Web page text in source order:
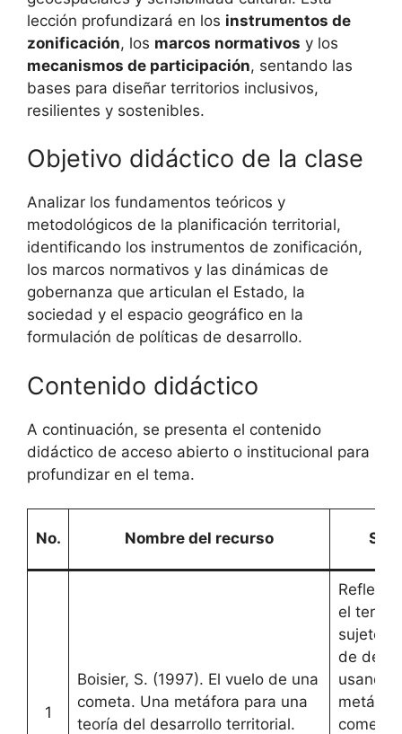
lección profundizará en los instrumentos de
zonificación, los marcos normativos y los
mecanismos de participación, sentando las
bases para diseñar territorios inclusivos,
resilientes y sostenibles.
Objetivo didáctico de la clase
Analizar los fundamentos teóricos y
metodológicos de la planificación territorial,
identificando los instrumentos de zonificación,
los marcos normativos y las dinámicas de
gobernanza que articulan el Estado, la
sociedad y el espacio geográfico en la
formulación de políticas de desarrollo.
Contenido didáctico
A continuación, se presenta el contenido
didáctico de acceso abierto o institucional para
profundizar en el tema.
No. Nombre del recurso
1
Boisier, S. (1997). El vuelo de una
cometa. Una metáfora para una
teoría del desarrollo territorial.
el
sujeto y
de
usando
cometa